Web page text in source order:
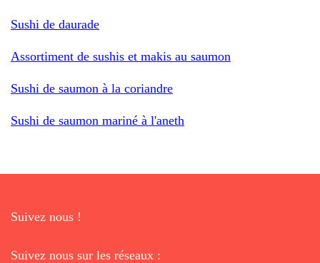
Sushi de daurade
Assortiment de sushis et makis au saumon
Sushi de saumon à la coriandre
Sushi de saumon mariné à l'aneth
Suivez nous !
Suivez nous sur les réseaux :